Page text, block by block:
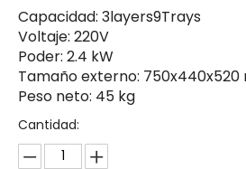
Capacidad: 3layers9Trays
Voltaje: 220V
Poder: 2.4 kW
Tamaño externo: 750x440x520
Peso neto: 45 kg
Cantidad: